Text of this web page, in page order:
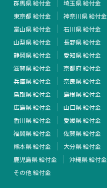
群馬県 給付金
埼玉県 給付金
東京都 給付金
神奈川県 給付金
富山県 給付金
石川県 給付金
山梨県 給付金
長野県 給付金
静岡県 給付金
愛知県 給付金
滋賀県 給付金
京都府 給付金
兵庫県 給付金
奈良県 給付金
鳥取県 給付金
島根県 給付金
広島県 給付金
山口県 給付金
香川県 給付金
愛媛県 給付金
福岡県 給付金
佐賀県 給付金
熊本県 給付金
大分県 給付金
鹿児島県 給付金
沖縄県 給付金
その他 給付金